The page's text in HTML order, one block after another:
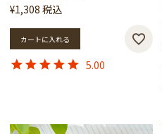
¥1,308 税込
カートに入れる
5.00